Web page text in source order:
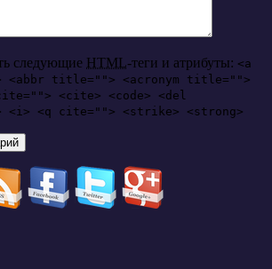
следующие HTML-теги и атрибуты: <a
title=""> <acronym title="">
<cite> <code> <del
<i> <q cite=""> <strike> <strong>